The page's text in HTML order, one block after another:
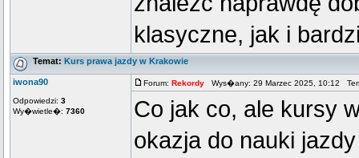
klasyczne, jak i
Temat: Kurs prawa jazdy w Krakowie
iwona90
Odpowiedzi: 3
Wy�wietle�: 7360
Forum: Rekordy Wys�any: 29 Marzec 2025, 10:12
Co jak co, ale kursy
okazja do nauki